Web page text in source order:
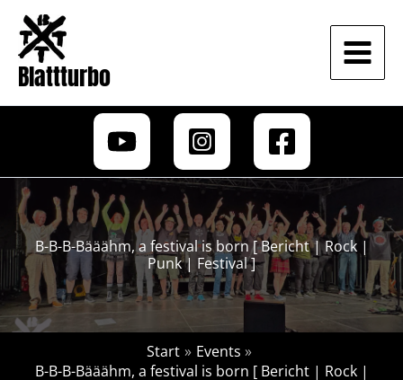
Zum
Inhalt
springen
Blattturbo
B-B-B-Bääähm, a festival is born [ Bericht | Rock |
Punk | Festival ]
Start
Events
B-B-B-Bääähm, a festival is born [ Bericht | Rock |